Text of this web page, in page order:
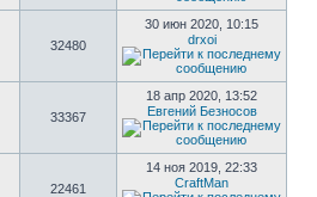
32480
30 июн 2020, 10:15
drxoi
33367
18 апр 2020, 13:52
Евгений Безносов
22461
14 ноя 2019, 22:33
CraftMan